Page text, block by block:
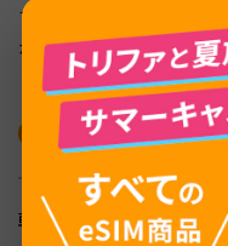
す必要があります。出
なタイミングです。
K-ETAは2026年
違い
韓国への入国手続きに